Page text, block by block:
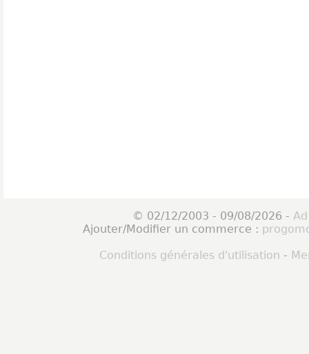
© 02/12/2003 - 09/08/2026 -
Ajouter/Modifier un commerce :
Conditions générales d'utilisation -